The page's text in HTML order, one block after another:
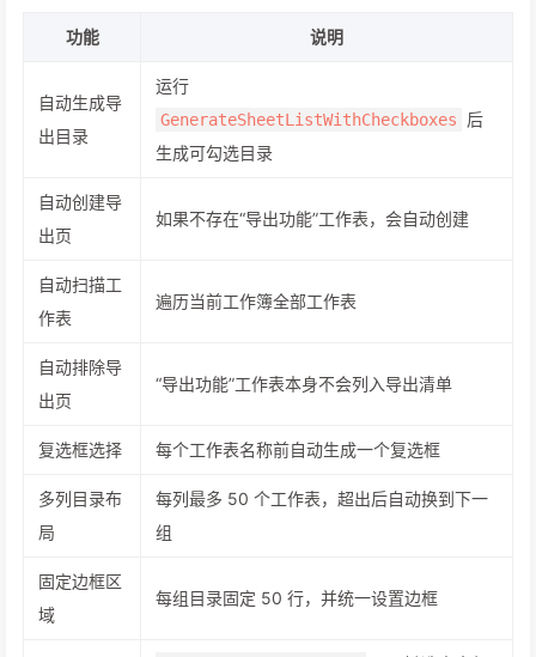
功能 说明
自动生成导
出目录
运行
GenerateSheetListWithCheckboxes
后
生成可勾选目录
自动创建导
出页
如果不存在“导出功能”工作表，会自动创建
自动扫描工
作表
遍历当前工作簿全部工作表
自动排除导
出页
“导出功能”工作表本身不会列入导出清单
复选框选择 每个工作表名称前自动生成一个复选框
多列目录布
局
每列最多 50 个工作表，超出后自动换到下一
组
固定边框区
域
每组目录固定 50 行，并统一设置边框